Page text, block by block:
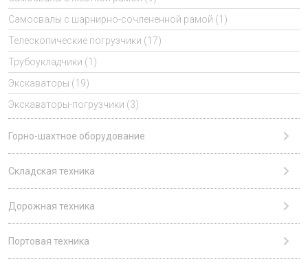
Самосвалы с шарнирно-сочлененной рамой (1)
Телескопические погрузчики (17)
Трубоукладчики (1)
Экскаваторы (19)
Экскаваторы-погрузчики (3)
Горно-шахтное оборудование
Складская техника
Дорожная техника
Портовая техника